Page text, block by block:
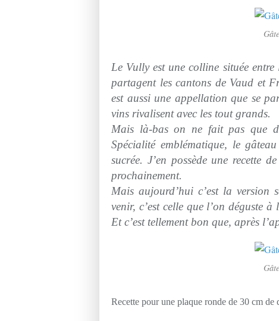
Le Vully est une colline située
partagent les cantons de Vaud et
est aussi une appellation que se
vins rivalisent avec les tout grands.
Mais là-bas on ne fait pas que
Spécialité emblématique, le
sucrée. J’en possède une recette
prochainement.
Maisaujourd’hui c’est la version
venir, c’est celle que l’on déguste
Et c’est tellement bon que, après
Recette pour une plaque ronde de 30 cm de